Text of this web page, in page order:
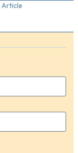
Article